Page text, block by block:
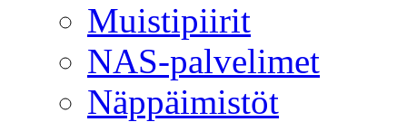
Muistipiirit
NAS-palvelimet
Näppäimistöt